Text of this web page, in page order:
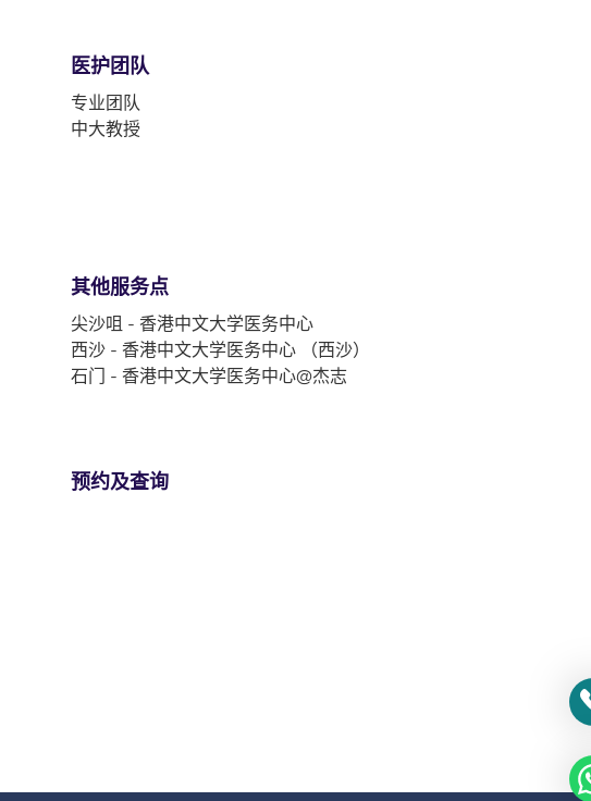
医护团队
专业团队
中大教授
其他服务点
尖沙咀 - 香港中文大学医务中心
西沙 - 香港中文大学医务中心 （西沙）
石门 - 香港中文大学医务中心@杰志
预约及查询